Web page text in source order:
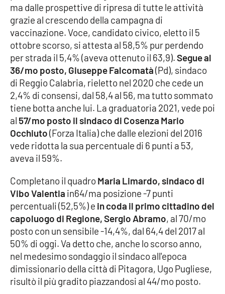
Politica
Sanità
Società
Sport
RUBRICHE
Good Morning Vietnam
Parchi Marini Calabria
Leggendo Alvaro insieme
Imprese Di Calabria
Le perfidie di Antonella Grippo
Venti di comunicazione
ma dalle prospettive di ripresa di tutte le attività
grazie al crescendo della campagna di
vaccinazione. Voce, candidato civico, eletto il 5
ottobre scorso, si attesta al 58,5% pur perdendo
per strada il 5,4% (aveva ottenuto il 63,9).Segue al
36/mo posto, Giuseppe Falcomatà(Pd), sindaco
di Reggio Calabria, rieletto nel 2020 che cede un
2,4% di consensi, dal 58,4 al 56, ma tutto sommato
tiene botta anche lui. La graduatoria 2021, vede poi
al 57/mo posto il sindaco di Cosenza Mario
Occhiuto(Forza Italia) che dalle elezioni del 2016
vede ridotta la sua percentuale di 6 punti a 53,
aveva il 59%.
Completano il quadroMaria Limardo, sindaco di
Vibo Valentia in64/ma posizione -7 punti
percentuali (52,5%) e in coda il primo cittadino del
capoluogo di Regione, Sergio Abramo, al 70/mo
posto con un sensibile -14,4%, dal 64,4 del 2017 al
50% di oggi. Va detto che, anche lo scorso anno,
nel medesimo sondaggio il sindaco all'epoca
dimissionario della città di Pitagora, Ugo Pugliese,
risultò il più gradito piazzandosi al 44/mo posto.